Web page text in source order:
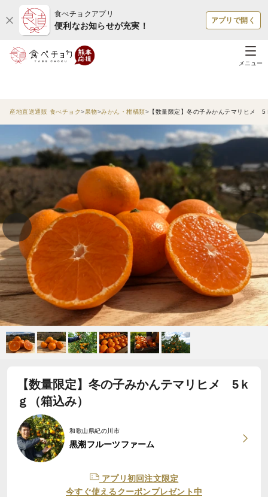
食べチョクアプリ
便利なお知らせが充実！
アプリで開く
メニュー
産地直送通販 食べチョク 果物 みかん・柑橘類 【数量限定】冬の子みかんテマリヒメ 5
【数量限定】冬の子みかんテマリヒメ 5ｋ
ｇ（箱込み）
和歌山県紀の川市
黒潮フルーツファーム
アプリ初回注文限定
今すぐ使えるクーポンプレゼント中